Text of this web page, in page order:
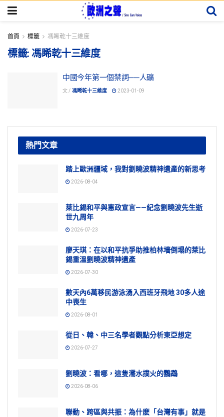
首頁 標籤 馮睎乾十三維度
標籤:馮睎乾十三維度
中國今年第一個禁詞──人礦
文 / 馮睎乾十三維度 2023-01-09
熱門文章
踏上歐洲疆域，我對劉曉波精神遺產的新思考
2026-08-04
萊比錫和平與憲政宣言——紀念劉曉波先生逝
世九周年
2026-07-23
廖天琪：在以和平抗爭助推柏林墻倒塌的萊比
錫重溫劉曉波精神遺產
2026-07-30
數天內6萬移民游泳湧入西班牙飛地 30多人途
中喪生
2026-08-01
從日、韓、中三名學者觀點分析東亞想定
2026-07-27
劉曉波：看哪，這隻濡水撲火的鸚鵡
2026-08-06
聯動、跨區與共振：為什麽「台灣有事」就是